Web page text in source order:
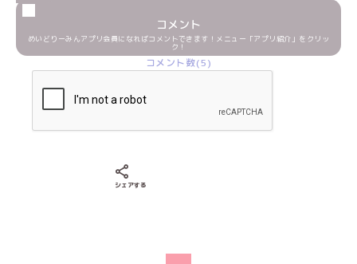
コメント
めいどりーみんアプリ会員になればコメントできます！メニュー「アプリ紹介」をクリッ
ク！
コメント数(5)
シェアする